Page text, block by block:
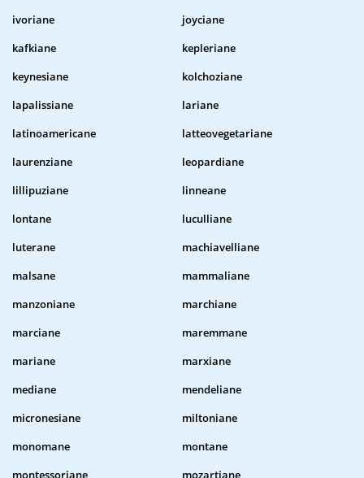
ivoriane
joyciane
kafkiane
kepleriane
keynesiane
kolchoziane
lapalissiane
lariane
latinoamericane
latteovegetariane
laurenziane
leopardiane
lillipuziane
linneane
lontane
luculliane
luterane
machiavelliane
malsane
mammaliane
manzoniane
marchiane
marciane
maremmane
mariane
marxiane
mediane
mendeliane
micronesiane
miltoniane
monomane
montane
montessoriane
mozartiane